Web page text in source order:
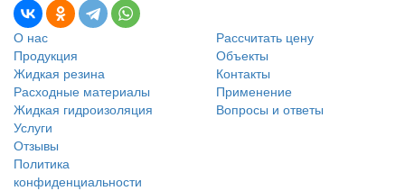
О нас
Продукция
Жидкая резина
Расходные материалы
Жидкая гидроизоляция
Услуги
Отзывы
Политика
конфиденциальности
Рассчитать цену
Объекты
Контакты
Применение
Вопросы и ответы